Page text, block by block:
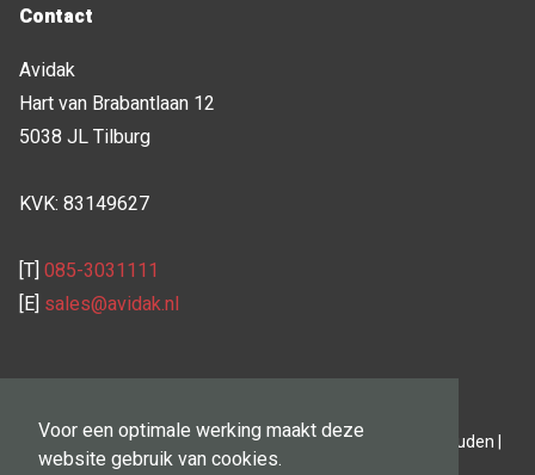
Voor een optimale werking maakt deze
website gebruik van cookies.
Contact
Avidak
Hart van Brabantlaan 12
5038 JL Tilburg
KVK: 83149627
[T] 085-3031111
[E] sales@avidak.nl
© 2023 Dakbedekking-Brabant.nl | Alle rechten voorbehouden |
Cookies|Privacybeleid